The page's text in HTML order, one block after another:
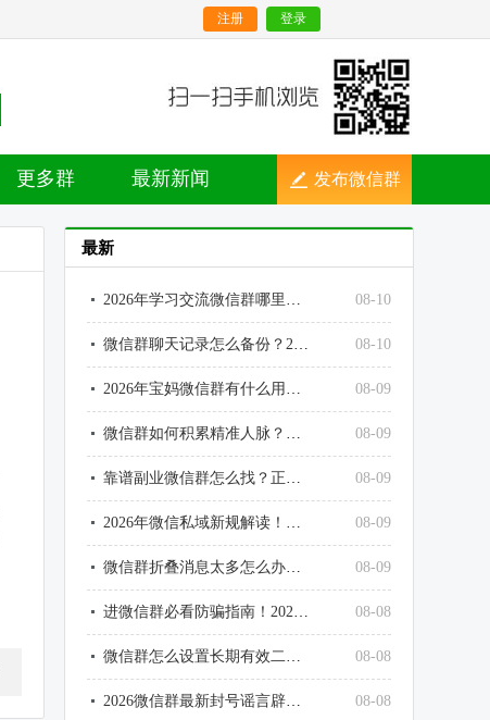
登录
注册
更多群 最新新闻 发布微信群
最新
2026年学习交流微信群哪里找？考证、公考、考研、刷题互助群 08-10
微信群聊天记录怎么备份？2026电脑手机完整保存、防丢失教程 08-10
2026年宝妈微信群有什么用？遛娃、省钱、互助、育儿干货汇总 08-09
微信群如何积累精准人脉？普通人低成本拓人脉、拓资源方法 08-09
靠谱副业微信群怎么找？正规兼职、接单、变现社群查找技巧 08-09
2026年微信私域新规解读！建群、引流、推广最新合规标准 08-09
微信群折叠消息太多怎么办？彻底清理杂乱群消息技巧 08-09
进微信群必看防骗指南！2026社群高频骗局汇总 08-08
微信群怎么设置长期有效二维码？彻底解决7天过期问题 08-08
2026微信群最新封号谣言辟谣！别再被假规则误导 08-08